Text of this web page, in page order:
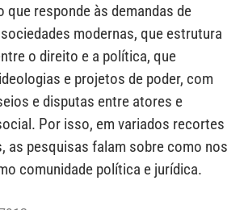
que responde às demandas de
modernas, que estrutura
o direito e a política, que
e projetos de poder, com
e disputas entre atores e
Por isso, em variados recortes
as pesquisas falam sobre como nos
comunidade política e jurídica.